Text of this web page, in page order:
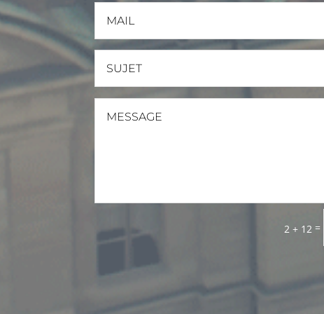
2 + 12 =